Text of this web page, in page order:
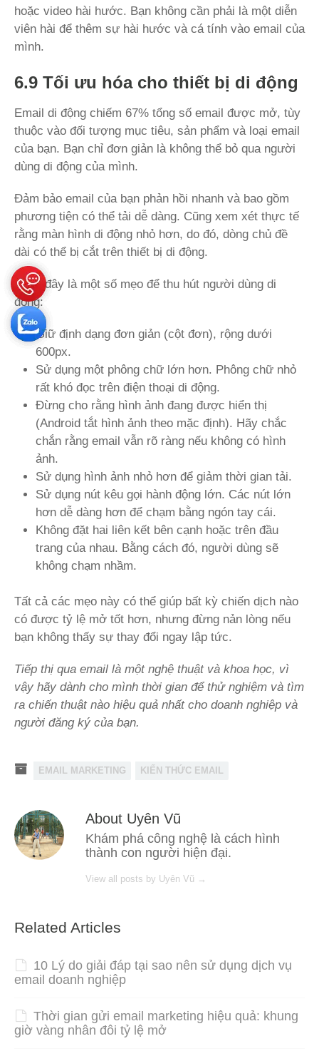
hoặc video hài hước. Bạn không cần phải là một diễn
viên hài để thêm sự hài hước và cá tính vào email của
mình.
6.9 Tối ưu hóa cho thiết bị di động
Email di động chiếm 67% tổng số email được mở, tùy
thuộc vào đối tượng mục tiêu, sản phẩm và loại email
của bạn. Bạn chỉ đơn giản là không thể bỏ qua người
dùng di động của mình.
Đảm bảo email của bạn phản hồi nhanh và bao gồm
phương tiện có thể tải dễ dàng. Cũng xem xét thực tế
rằng màn hình di động nhỏ hơn, do đó, dòng chủ đề
dài có thể bị cắt trên thiết bị di động.
Dưới đây là một số mẹo để thu hút người dùng di
động:
Giữ định dạng đơn giản (cột đơn), rộng dưới
600px.
Sử dụng một phông chữ lớn hơn. Phông chữ nhỏ
rất khó đọc trên điện thoại di động.
Đừng cho rằng hình ảnh đang được hiển thị
(Android tắt hình ảnh theo mặc định). Hãy chắc
chắn rằng email vẫn rõ ràng nếu không có hình
ảnh.
Sử dụng hình ảnh nhỏ hơn để giảm thời gian tải.
Sử dụng nút kêu gọi hành động lớn. Các nút lớn
hơn dễ dàng hơn để chạm bằng ngón tay cái.
Không đặt hai liên kết bên cạnh hoặc trên đầu
trang của nhau. Bằng cách đó, người dùng sẽ
không chạm nhầm.
Tất cả các mẹo này có thể giúp bất kỳ chiến dịch nào
có được tỷ lệ mở tốt hơn, nhưng đừng nản lòng nếu
bạn không thấy sự thay đổi ngay lập tức.
Tiếp thị qua email là một nghệ thuật và khoa học, vì
vậy hãy dành cho mình thời gian để thử nghiệm và tìm
ra chiến thuật nào hiệu quả nhất cho doanh nghiệp và
người đăng ký của bạn.
EMAIL MARKETING KIẾN THỨC EMAIL
About Uyên Vũ
Khám phá công nghệ là cách hình
thành con người hiện đại.
View all posts by Uyên Vũ →
Related Articles
10 Lý do giải đáp tại sao nên sử dụng dịch vụ
email doanh nghiệp
Thời gian gửi email marketing hiệu quả: khung
giờ vàng nhân đôi tỷ lệ mở